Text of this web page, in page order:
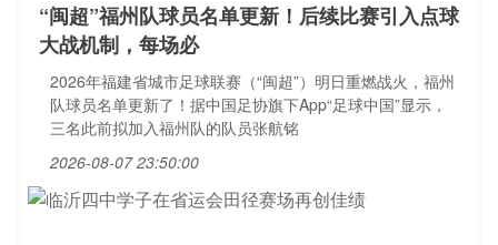
“闽超”福州队球员名单更新！后续比赛引入点球
大战机制，每场必
2026年福建省城市足球联赛（“闽超”）明日重燃战火，福州
队球员名单更新了！据中国足协旗下App“足球中国”显示，
三名此前拟加入福州队的队员张航铭
2026-08-07 23:50:00